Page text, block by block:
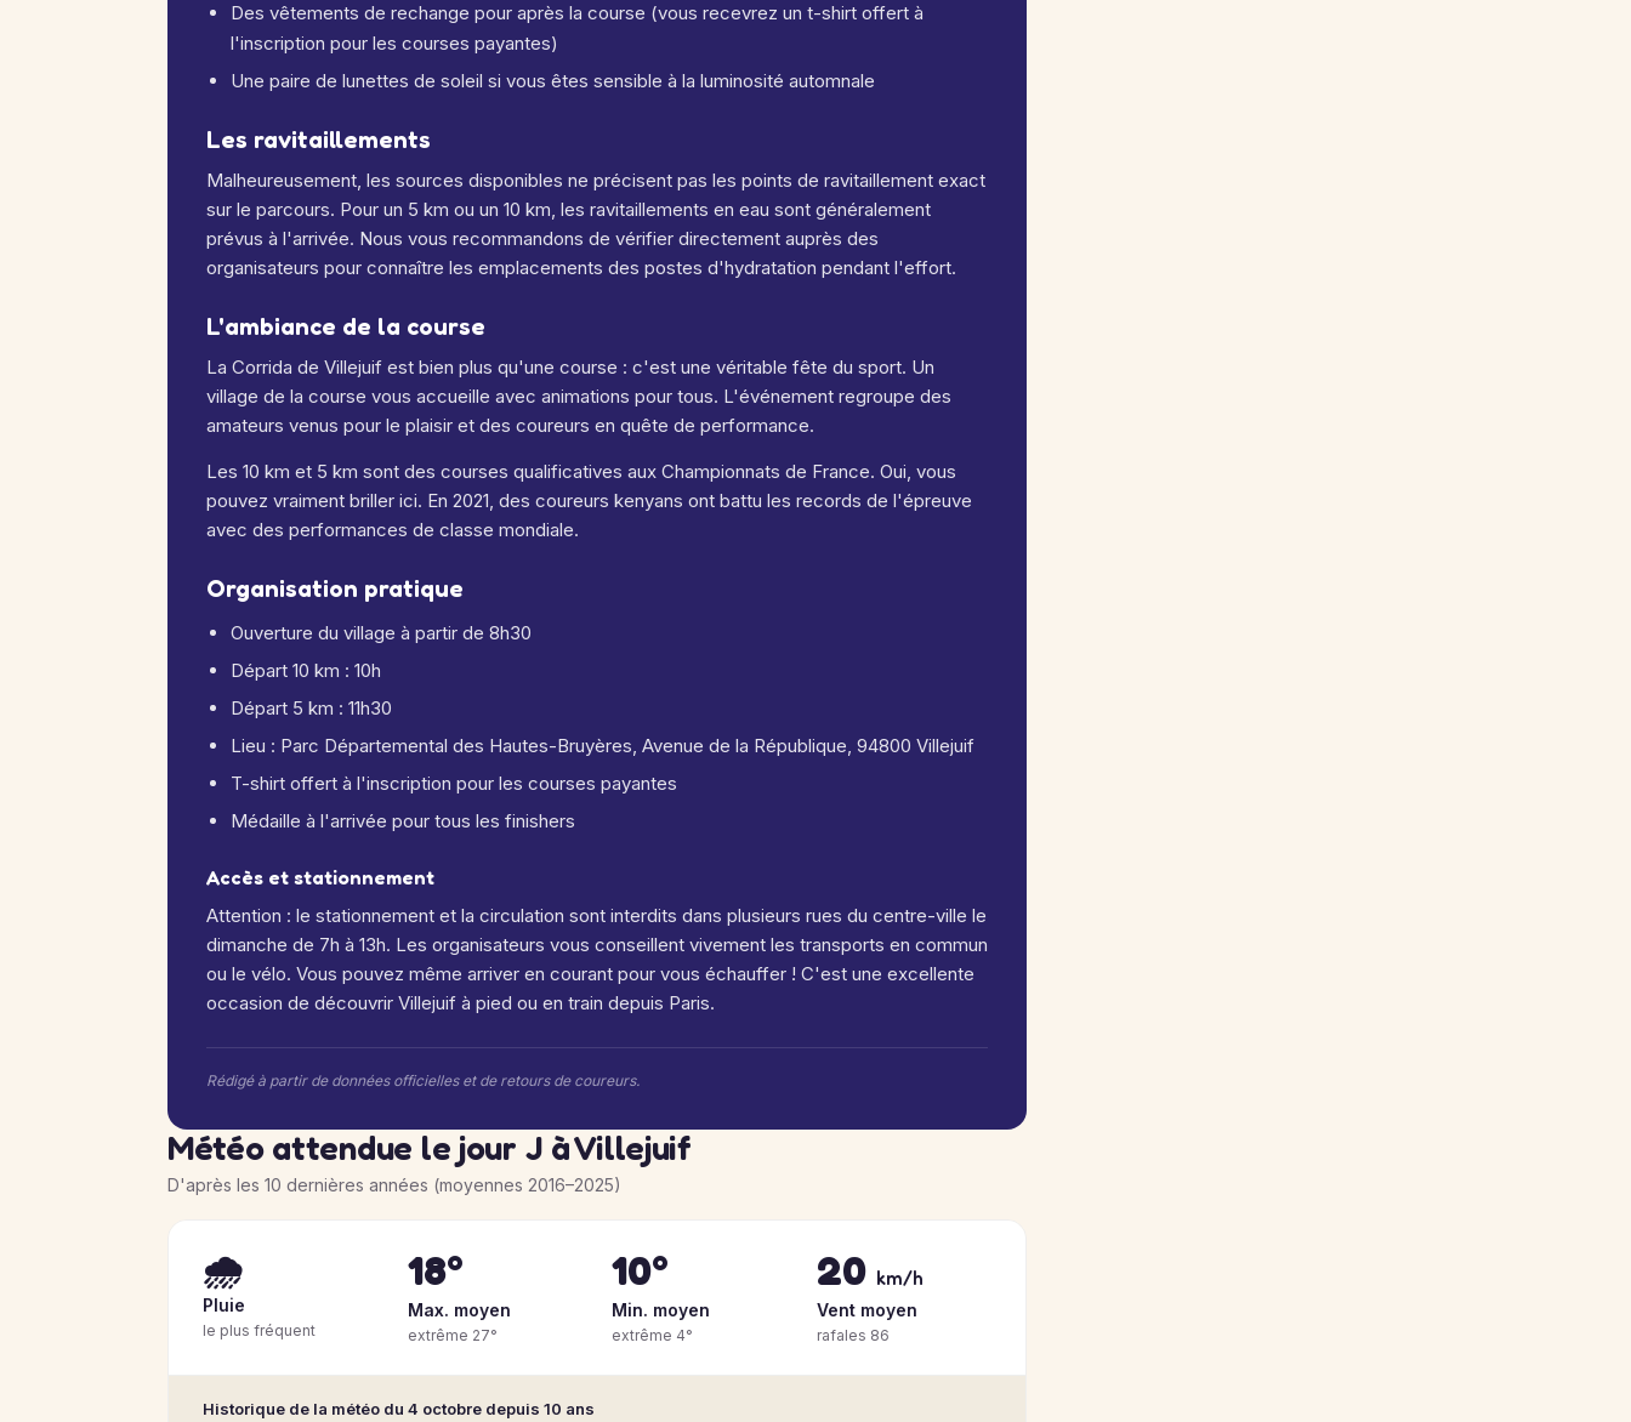
Des vêtements de rechange pour après la course (vous recevrez un t-shirt offert à
l'inscription pour les courses payantes)
Une paire de lunettes de soleil si vous êtes sensible à la luminosité automnale
Les ravitaillements
Malheureusement, les sources disponibles ne précisent pas les points de ravitaillement exact
sur le parcours. Pour un 5 km ou un 10 km, les ravitaillements en eau sont généralement
prévus à l'arrivée. Nous vous recommandons de vérifier directement auprès des
organisateurs pour connaître les emplacements des postes d'hydratation pendant l'effort.
L'ambiance de la course
La Corrida de Villejuif est bien plus qu'une course : c'est une véritable fête du sport. Un
village de la course vous accueille avec animations pour tous. L'événement regroupe des
amateurs venus pour le plaisir et des coureurs en quête de performance.
Les 10 km et 5 km sont des courses qualificatives aux Championnats de France. Oui, vous
pouvez vraiment briller ici. En 2021, des coureurs kenyans ont battu les records de l'épreuve
avec des performances de classe mondiale.
Organisation pratique
Ouverture du village à partir de 8h30
Départ 10 km : 10h
Départ 5 km : 11h30
Lieu : Parc Départemental des Hautes-Bruyères, Avenue de la République, 94800 Villejuif
T-shirt offert à l'inscription pour les courses payantes
Médaille à l'arrivée pour tous les finishers
Accès et stationnement
Attention : le stationnement et la circulation sont interdits dans plusieurs rues du centre-ville le
dimanche de 7h à 13h. Les organisateurs vous conseillent vivement les transports en commun
ou le vélo. Vous pouvez même arriver en courant pour vous échauffer ! C'est une excellente
occasion de découvrir Villejuif à pied ou en train depuis Paris.
Rédigé à partir de données officielles et de retours de coureurs.
Météo attendue le jour J à Villejuif
D'après les 10 dernières années (moyennes 2016–2025)
🌧️
Pluie
le plus fréquent
18°
Max. moyen
extrême 27°
10°
Min. moyen
extrême 4°
20 km/h
Vent moyen
rafales 86
Historique de la météo du 4 octobre depuis 10 ans